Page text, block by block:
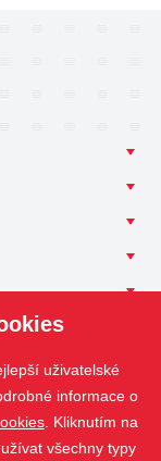
uživatelské
informace o
. Kliknutím na
všechny typy